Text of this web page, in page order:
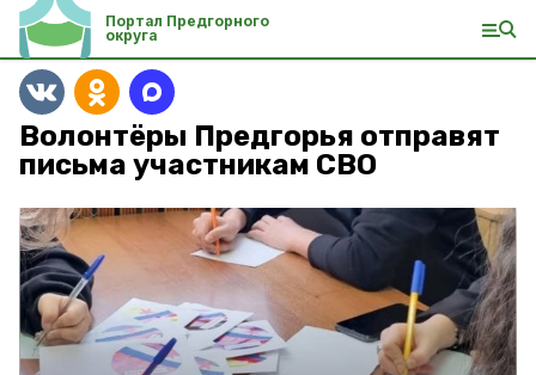
Портал Предгорного
округа
Волонтёры Предгорья отправят
письма участникам СВО